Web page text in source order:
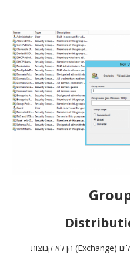
קבוצות מבוססות הפצה הן למטרת מיילים (Exchange) הן לא קבוצות